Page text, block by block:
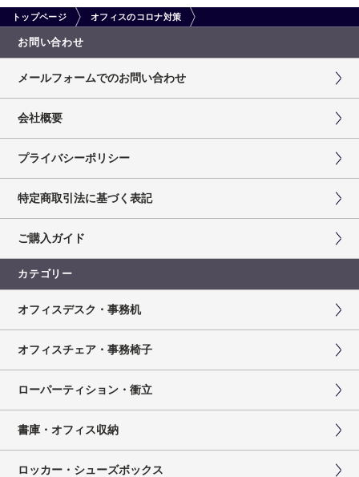
トップページ オフィスのコロナ対策
お問い合わせ
メールフォームでのお問い合わせ
会社概要
プライバシーポリシー
特定商取引法に基づく表記
ご購入ガイド
カテゴリー
オフィスデスク・事務机
オフィスチェア・事務椅子
ローパーティション・衝立
書庫・オフィス収納
ロッカー・シューズボックス